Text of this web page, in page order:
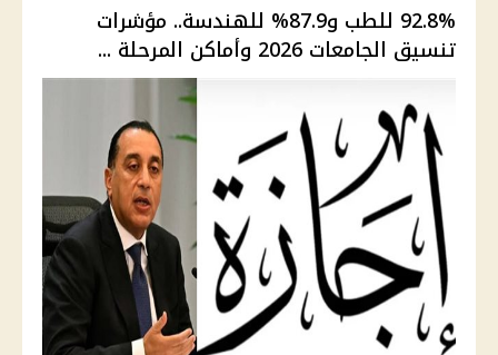
92.8% للطب و87.9% للهندسة.. مؤشرات
تنسيق الجامعات 2026 وأماكن المرحلة ...